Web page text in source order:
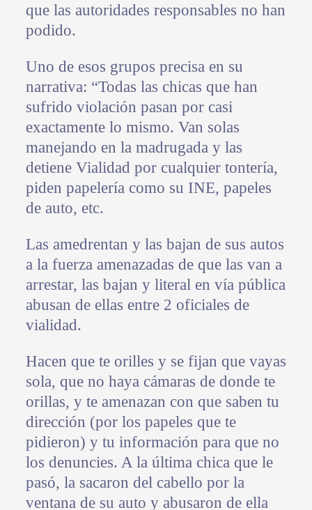
que las autoridades responsables no han
podido.
Uno de esos grupos precisa en su
narrativa: “Todas las chicas que han
sufrido violación pasan por casi
exactamente lo mismo. Van solas
manejando en la madrugada y las
detiene Vialidad por cualquier tontería,
piden papelería como su INE, papeles
de auto, etc.
Las amedrentan y las bajan de sus autos
a la fuerza amenazadas de que las van a
arrestar, las bajan y literal en vía pública
abusan de ellas entre 2 oficiales de
vialidad.
Hacen que te orilles y se fijan que vayas
sola, que no haya cámaras de donde te
orillas, y te amenazan con que saben tu
dirección (por los papeles que te
pidieron) y tu información para que no
los denuncies. A la última chica que le
pasó, la sacaron del cabello por la
ventana de su auto y abusaron de ella